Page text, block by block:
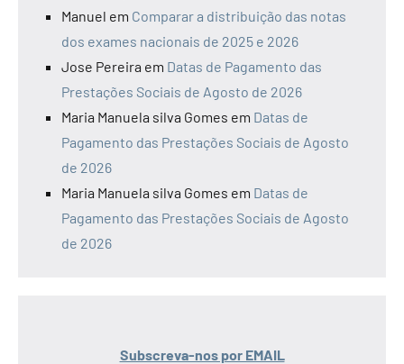
Manuel em Comparar a distribuição das notas
dos exames nacionais de 2025 e 2026
Jose Pereira em Datas de Pagamento das
Prestações Sociais de Agosto de 2026
Maria Manuela silva Gomes em Datas de
Pagamento das Prestações Sociais de Agosto
de 2026
Maria Manuela silva Gomes em Datas de
Pagamento das Prestações Sociais de Agosto
de 2026
Subscreva-nos por EMAIL